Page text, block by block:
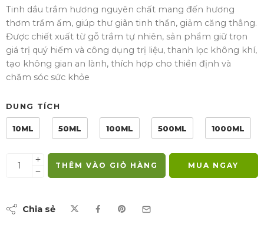
Tinh dầu trầm hương nguyên chất mang đến hương
thơm trầm ấm, giúp thư giãn tinh thần, giảm căng thẳng.
Được chiết xuất từ gỗ trầm tự nhiên, sản phẩm giữ trọn
giá trị quý hiếm và công dụng trị liệu, thanh lọc không khí,
tạo không gian an lành, thích hợp cho thiền định và
chăm sóc sức khỏe
DUNG TÍCH
10ML 50ML 100ML 500ML 1000ML
THÊM VÀO GIỎ HÀNG MUA NGAY
Chia sẻ